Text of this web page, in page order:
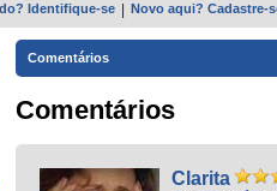
Identifique-se Novo aqui? Cadastre-
Comentários
Comentários
Clarita